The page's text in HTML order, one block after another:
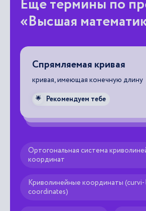
Еще термины по
«Высшая
Функция Лапласа
интеграл вероятностей
🌟 Рекомендуем тебе
Ортогональная система
координат
Криволинейные координаты (curvi-
coordinates)